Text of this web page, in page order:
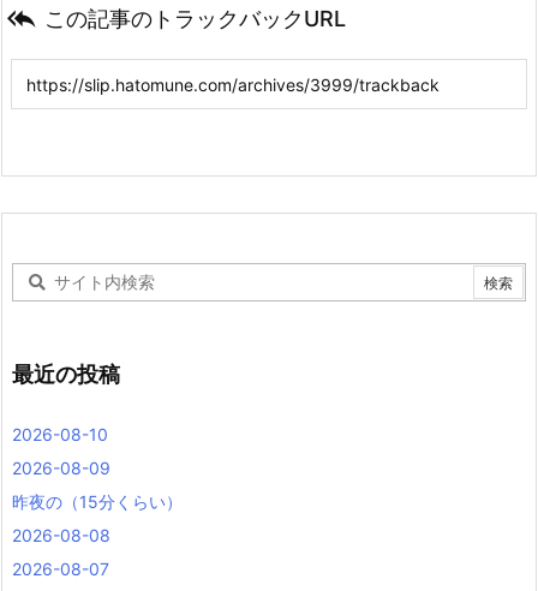
 この記事のトラックバックURL
最近の投稿
2026-08-10
2026-08-09
昨夜の（15分くらい）
2026-08-08
2026-08-07